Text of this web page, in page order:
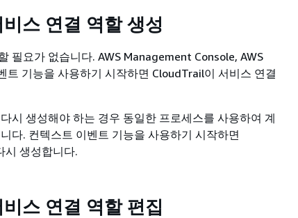
스 연결 역할 생성
필요가 없습니다. AWS Management Console, AWS
트 기능을 사용하기 시작하면 CloudTrail이 서비스 연결
시 생성해야 하는 경우 동일한 프로세스를 사용하여 계
다. 컨텍스트 이벤트 기능을 사용하기 시작하면
시 생성합니다.
스 연결 역할 편집